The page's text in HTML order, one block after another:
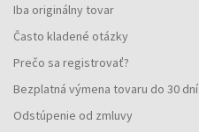
Iba originálny tovar
Často kladené otázky
Prečo sa registrovať?
Bezplatná výmena tovaru do 30 dní
Odstúpenie od zmluvy